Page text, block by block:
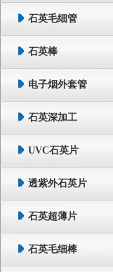
石英毛细管
石英棒
电子烟外套管
石英深加工
UVC石英片
透紫外石英片
石英超薄片
石英毛细棒